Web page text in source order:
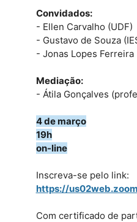
Convidados:
- Ellen Carvalho (UDF)
- Gustavo de Souza
- Jonas Lopes
Mediação:
- Átila Gonçalves
4 de março
19h
on-line
Inscreva-se pelo link:
https://
Com certificado de